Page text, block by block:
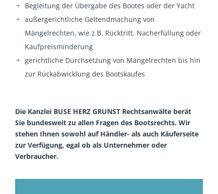
Begleitung der Übergabe des Bootes oder der Yacht
außergerichtliche Geltendmachung von
Mängelrechten, wie z.B. Rücktritt, Nacherfüllung oder
Kaufpreisminderung
gerichtliche Durchsetzung von Mängelrechten bis hin
zur Rückabwicklung des Bootskaufes
Die Kanzlei BUSE HERZ GRUNST Rechtsanwälte berät
Sie bundesweit zu allen Fragen des Bootsrechts. Wir
stehen Ihnen sowohl auf Händler- als auch Käuferseite
zur Verfügung, egal ob als Unternehmer oder
Verbraucher.